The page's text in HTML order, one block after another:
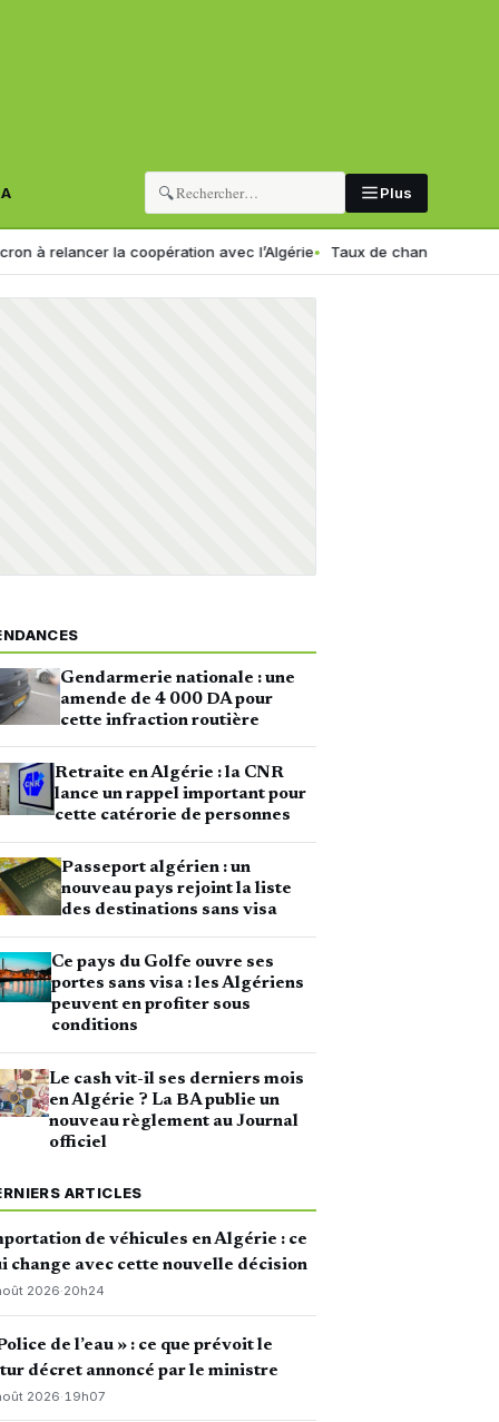
🔍 Plus
la coopération avec l’Algérie Taux de change en Algérie :
Gendarmerie nationale : une
amende de 4 000 DA pour
cette infraction routière
Retraite en Algérie : la CNR
lance un rappel important pour
cette catérorie de personnes
Passeport algérien : un
nouveau pays rejoint la liste
des destinations sans visa
Ce pays du Golfe ouvre ses
portes sans visa : les Algériens
peuvent en profiter sous
conditions
Le cash vit-il ses derniers mois
en Algérie ? La BA publie un
nouveau règlement au Journal
officiel
ARTICLES
de véhicules en Algérie : ce
change avec cette nouvelle décision
2026·20h24
de l’eau » : ce que prévoit le
décret annoncé par le ministre
2026· 19h07